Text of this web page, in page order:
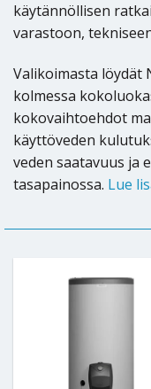
käytännöllisen
varastoon,
Valikoimasta löydät
kolmessa
kokovaihtoehdot
käyttöveden
veden saatavuus ja
tasapainossa. Lue